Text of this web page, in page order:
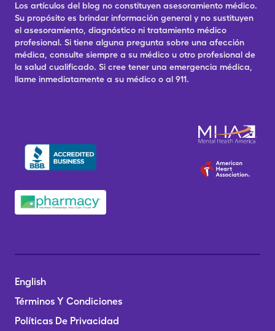
Los artículos del blog no constituyen asesoramiento médico.
Su propósito es brindar información general y no sustituyen
el asesoramiento, diagnóstico ni tratamiento médico
profesional. Si tiene alguna pregunta sobre una afección
médica, consulte siempre a su médico u otro profesional de
la salud cualificado. Si cree tener una emergencia médica,
llame inmediatamente a su médico o al 911.
English
Términos Y Condiciones
Políticas De Privacidad